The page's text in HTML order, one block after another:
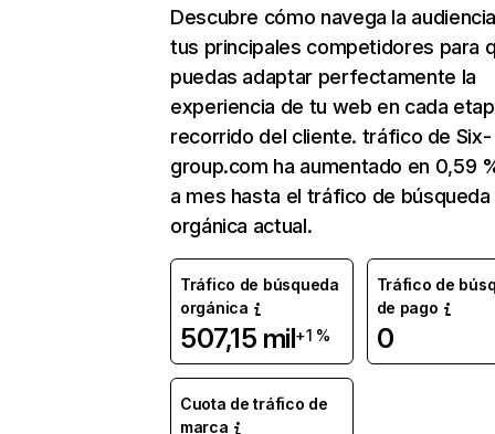
Descubre cómo navega la
tus principales competidores para
puedas adaptar perfectamente la
experiencia de tu web en cada
recorrido del cliente. tráfico de Six-
group.com ha aumentado en 0,59
a mes hasta el tráfico de búsqueda
orgánica actual.
Tráfico de búsqueda
orgánica
507,15 mil+1 %
Tráfico de
de pago
0
Cuota de tráfico de
marca